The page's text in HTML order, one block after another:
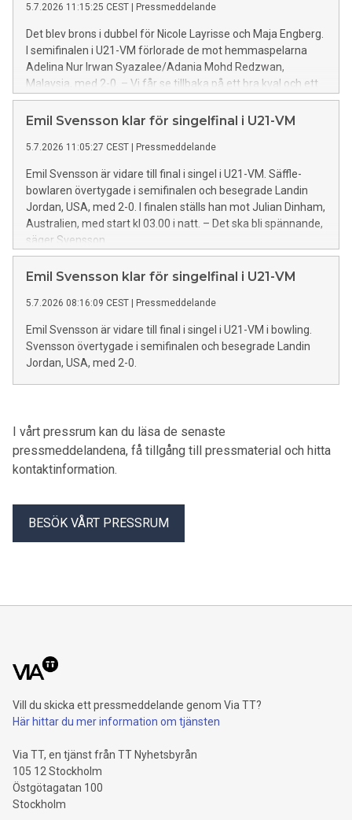
5.7.2026 11:15:25 CEST | Pressmeddelande
Det blev brons i dubbel för Nicole Layrisse och Maja Engberg.
I semifinalen i U21-VM förlorade de mot hemmaspelarna
Adelina Nur Irwan Syazalee/Adania Mohd Redzwan,
Malaysia, med 2-0. – Vi får se tillbaka på ett bra kval och ett
väldigt fint matchspel, säger Maja Engberg.
Emil Svensson klar för singelfinal i U21-VM
5.7.2026 11:05:27 CEST | Pressmeddelande
Emil Svensson är vidare till final i singel i U21-VM. Säffle-
bowlaren övertygade i semifinalen och besegrade Landin
Jordan, USA, med 2-0. I finalen ställs han mot Julian Dinham,
Australien, med start kl 03.00 i natt. – Det ska bli spännande,
säger Svensson.
Emil Svensson klar för singelfinal i U21-VM
5.7.2026 08:16:09 CEST | Pressmeddelande
Emil Svensson är vidare till final i singel i U21-VM i bowling.
Svensson övertygade i semifinalen och besegrade Landin
Jordan, USA, med 2-0.
I vårt pressrum kan du läsa de senaste
pressmeddelandena, få tillgång till pressmaterial och hitta
kontaktinformation.
BESÖK VÅRT PRESSRUM
Vill du skicka ett pressmeddelande genom Via TT?
Här hittar du mer information om tjänsten
Via TT, en tjänst från TT Nyhetsbyrån
105 12 Stockholm
Östgötagatan 100
Stockholm